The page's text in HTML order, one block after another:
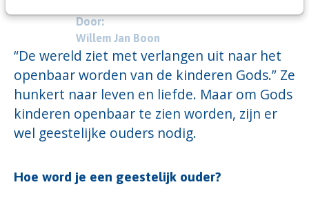
Door:
Willem Jan Boon
“De wereld ziet met verlangen uit naar het
openbaar worden van de kinderen Gods.” Ze
hunkert naar leven en liefde. Maar om Gods
kinderen openbaar te zien worden, zijn er
wel geestelijke ouders nodig.
Hoe word je een geestelijk ouder?